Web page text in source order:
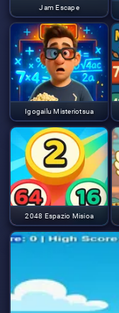
Jam Escape
Igogailu Misteriotsua
2048 Espazio Misioa